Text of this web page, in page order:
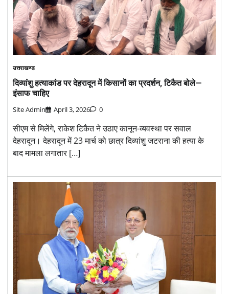
उत्तराखण्ड
दिव्यांशु हत्याकांड पर देहरादून में किसानों का प्रदर्शन, टिकैत बोले—
इंसाफ चाहिए
Site Admin April 3, 2026 0
सीएम से मिलेंगे, राकेश टिकैत ने उठाए कानून-व्यवस्था पर सवाल
देहरादून। देहरादून में 23 मार्च को छात्र दिव्यांशु जटराना की हत्या के
बाद मामला लगातार […]